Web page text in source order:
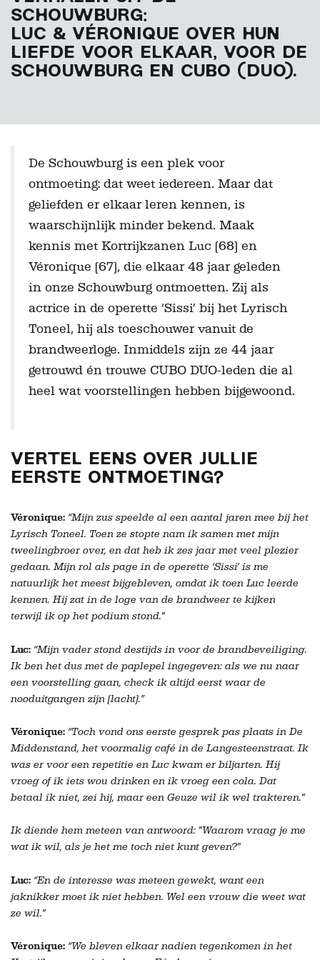
SCHOUWBURG:
LUC & VÉRONIQUE OVER HUN
LIEFDE VOOR ELKAAR, VOOR DE
SCHOUWBURG EN CUBO (DUO).
De Schouwburg is een plek voor
ontmoeting: dat weet iedereen. Maar dat
geliefden er elkaar leren kennen, is
waarschijnlijk minder bekend. Maak
kennis met Kortrijkzanen Luc (68) en
Véronique (67), die elkaar 48 jaar geleden
in onze Schouwburg ontmoetten. Zij als
actrice in de operette ‘Sissi’ bij het Lyrisch
Toneel, hij als toeschouwer vanuit de
brandweerloge. Inmiddels zijn ze 44 jaar
getrouwd én trouwe CUBO DUO-leden die al
heel wat voorstellingen hebben bijgewoond.
VERTEL EENS OVER JULLIE
EERSTE ONTMOETING?
Véronique: “Mijn zus speelde al een aantal jaren mee bij het
Lyrisch Toneel. Toen ze stopte nam ik samen met mijn
tweelingbroer over, en dat heb ik zes jaar met veel plezier
gedaan. Mijn rol als page in de operette ‘Sissi’ is me
natuurlijk het meest bijgebleven, omdat ik toen Luc leerde
kennen. Hij zat in de loge van de brandweer te kijken
terwijl ik op het podium stond."
Luc: “Mijn vader stond destijds in voor de brandbeveiliging.
Ik ben het dus met de paplepel ingegeven: als we nu naar
een voorstelling gaan, check ik altijd eerst waar de
nooduitgangen zijn (lacht).”
Véronique: “Toch vond ons eerste gesprek pas plaats in De
Middenstand, het voormalig café in de Langesteenstraat. Ik
was er voor een repetitie en Luc kwam er biljarten. Hij
vroeg of ik iets wou drinken en ik vroeg een cola. Dat
betaal ik niet, zei hij, maar een Geuze wil ik wel trakteren."
Ik diende hem meteen van antwoord: "Waarom vraag je me
wat ik wil, als je het me toch niet kunt geven?"
Luc: “En de interesse was meteen gewekt, want een
jaknikker moet ik niet hebben. Wel een vrouw die weet wat
ze wil.”
Véronique: “We bleven elkaar nadien tegenkomen in het